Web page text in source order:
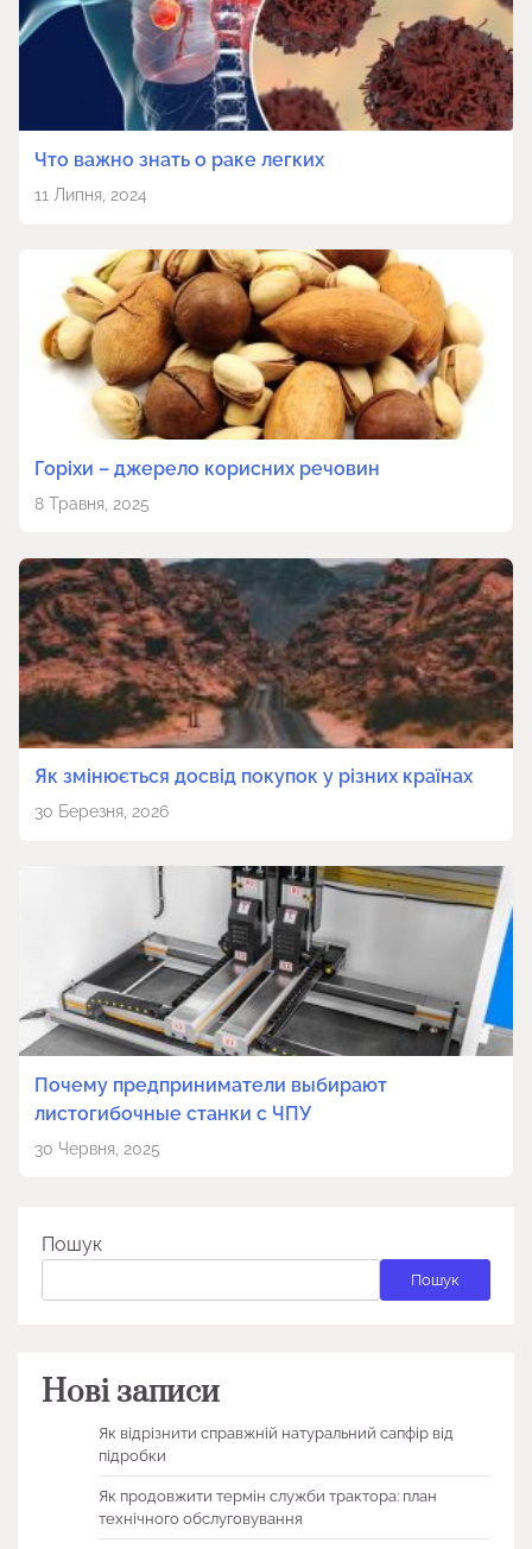
Что важно знать о раке легких
11 Липня, 2024
Горіхи – джерело корисних речовин
8 Травня, 2025
Як змінюється досвід покупок у різних країнах
30 Березня, 2026
Почему предприниматели выбирают
листогибочные станки с ЧПУ
30 Червня, 2025
Пошук
Пошук
Нові записи
Як відрізнити справжній натуральний сапфір від
підробки
Як продовжити термін служби трактора: план
технічного обслуговування